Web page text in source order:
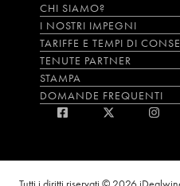
CHI SIAMO?
I NOSTRI IMPEGNI
TARIFFE E TEMPI DI
TENUTE PARTNER
STAMPA
DOMANDE FREQUENTI